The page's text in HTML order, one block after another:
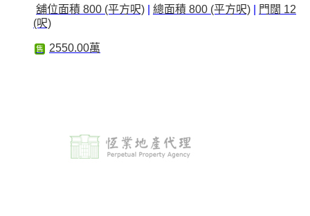
舖位面積 800 (平方呎) 總面積 800 (平方呎)
門闊 12
(呎)
售 2550.00萬